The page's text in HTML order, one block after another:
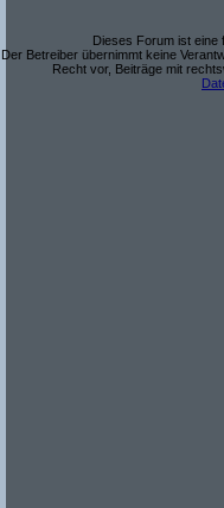
Dieses Forum ist eine
Der Betreiber übernimmt keine
Recht vor, Beiträge mit